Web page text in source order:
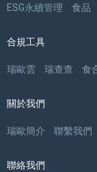
ESG永續管理 食品
合規工具
瑞歐雲 瑞查查 食
關於我們
瑞歐簡介 聯繫我們
聯絡我們